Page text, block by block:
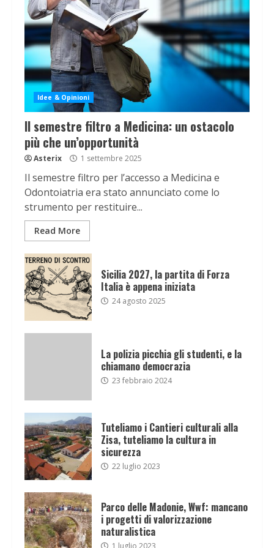
Idee & Opinioni
Il semestre filtro a Medicina: un ostacolo
più che un’opportunità
Asterix 1 settembre 2025
Il semestre filtro per l’accesso a Medicina e
Odontoiatria era stato annunciato come lo
strumento per restituire...
Read More
Sicilia 2027, la partita di Forza
Italia è appena iniziata
24 agosto 2025
La polizia picchia gli studenti, e la
chiamano democrazia
23 febbraio 2024
Tuteliamo i Cantieri culturali alla
Zisa, tuteliamo la cultura in
sicurezza
22 luglio 2023
Parco delle Madonie, Wwf: mancano
i progetti di valorizzazione
naturalistica
1 luglio 2023